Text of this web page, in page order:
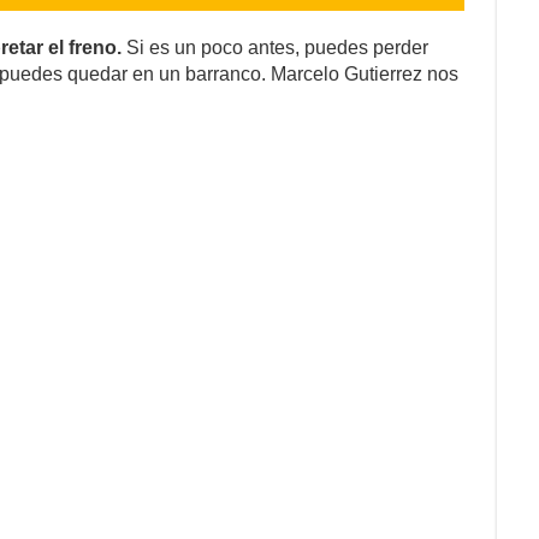
el freno. Si es un poco antes, puedes perder
quedar en un barranco. Marcelo Gutierrez nos